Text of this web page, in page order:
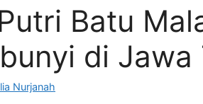
Batu
di Jawa
Nurjanah